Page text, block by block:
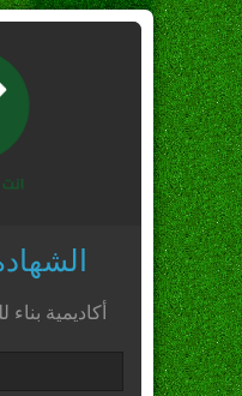
أكاديمية